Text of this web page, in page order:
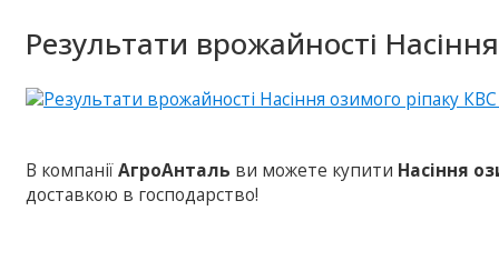
Результати врожайності
В компаніїАгроАнталь ви можете купити Насіння
доставкою в господарство!